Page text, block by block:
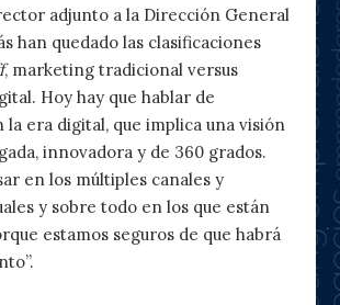
adjunto a la Dirección General
han quedado las clasificaciones
, marketing tradicional versus
Hoy hay que hablar de
era digital, que implica una visión
innovadora y de 360 grados.
en los múltiples canales y
y sobre todo en los que están
estamos seguros de que habrá